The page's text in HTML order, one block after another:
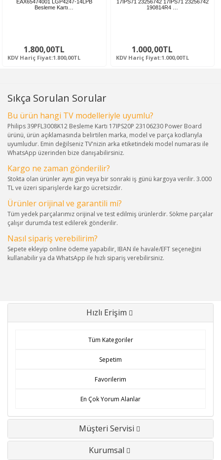
EAX65474001 LGP4247-14LPB
Besleme Kartı…
1.800,00TL
KDV Hariç Fiyat:1.800,00TL
17IPS71 23256742 17IPS71 23256742
190814R4 …
1.000,00TL
KDV Hariç Fiyat:1.000,00TL
Sıkça Sorulan Sorular
Bu ürün hangi TV modelleriyle uyumlu?
Philips 39PFL3008K12 Besleme Kartı 17IPS20P 23106230 Power Board
ürünü, ürün açıklamasında belirtilen marka, model ve parça kodlarıyla
uyumludur. Emin değilseniz TV'nizin arka etiketindeki model numarası ile
WhatsApp üzerinden bize danışabilirsiniz.
Kargo ne zaman gönderilir?
Stokta olan ürünler aynı gün veya bir sonraki iş günü kargoya verilir. 3.000
TL ve üzeri siparişlerde kargo ücretsizdir.
Ürünler orijinal ve garantili mi?
Tüm yedek parçalarımız orijinal ve test edilmiş ürünlerdir. Sökme parçalar
çalışır durumda test edilerek gönderilir.
Nasıl sipariş verebilirim?
Sepete ekleyip online ödeme yapabilir, IBAN ile havale/EFT seçeneğini
kullanabilir ya da WhatsApp ile hızlı sipariş verebilirsiniz.
Hızlı Erişim
Tüm Kategoriler
Sepetim
Favorilerim
En Çok Yorum Alanlar
Müşteri Servisi
Kurumsal